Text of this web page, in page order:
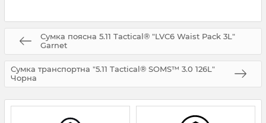
Сумка поясна 5.11 Tactical® "LVC6 Waist Pack 3L"
Garnet
Сумка транспортна "5.11 Tactical® SOMS™ 3.0 126L"
Чорна